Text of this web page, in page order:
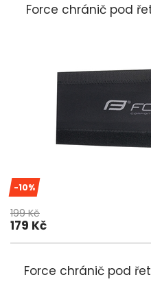
Force chránič pod
-10%
199 Kč
179 Kč
Force chránič pod